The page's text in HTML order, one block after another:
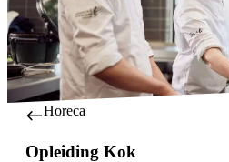
Horeca
Opleiding Kok